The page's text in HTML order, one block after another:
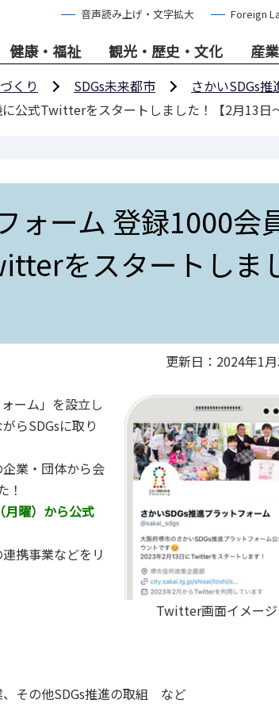
音声読み上げ・文字拡大 Foreign
健康・福祉 観光・歴史・文化 産
くり SDGs未来都市
さかいSDGs
公式Twitterをスタートしました！【2月13日
ォーム 登録1000会
をスタートしま
更新日：2024年1
Twitter画面イメージ
ーム」を設立し
らSDGsに取り
業・団体から会
！
曜）から公式
携事業などをリ
、その他SDGs推進の取組 など